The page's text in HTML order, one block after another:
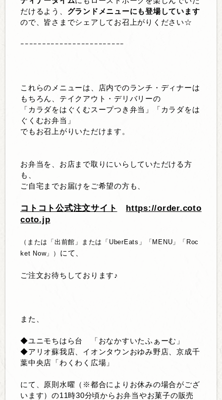
だけるよう、 グランドメニューにも登場しています
ので、皆さまでシェアしてお召上がりください☆
ｰｰｰｰｰｰｰｰｰｰｰｰｰｰｰｰｰｰｰｰｰｰｰｰ
これらのメニューは、店内でのランチ・ディナーは
もちろん、テイクアウト・デリバリーの
「カラダをはぐくむスープつき弁当」「カラダをは
ぐくむお弁当」
でもお召上がりいただけます。
お弁当を、お店まで取りにいらしていただける方
も、
ご自宅までお届けをご希望の方も、
コトコト公式注文サイト
https://order.coto
coto.jp
（または「出前館」または「UberEats」「MENU」「Roc
ket Now」） にて、
ご注文お待ちしております♪
また、
◆ユニモちはら台 「おなかすいたふぁーむ」
◆アリオ蘇我店、イオンタウンおゆみ野店、京成千
葉中央店「わくわく広場」
にて、原則水曜（※都合によりお休みの場合がござ
います）の11時30分頃からお弁当やお菓子の販売